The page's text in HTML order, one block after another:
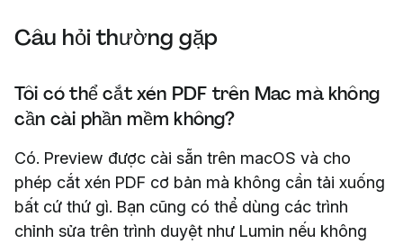
Câu hỏi thường gặp
Tôi có thể cắt xén PDF trên Mac mà không
cần cài phần mềm không?
Có. Preview được cài sẵn trên macOS và cho
phép cắt xén PDF cơ bản mà không cần tải xuống
bất cứ thứ gì. Bạn cũng có thể dùng các trình
chỉnh sửa trên trình duyệt như Lumin nếu không